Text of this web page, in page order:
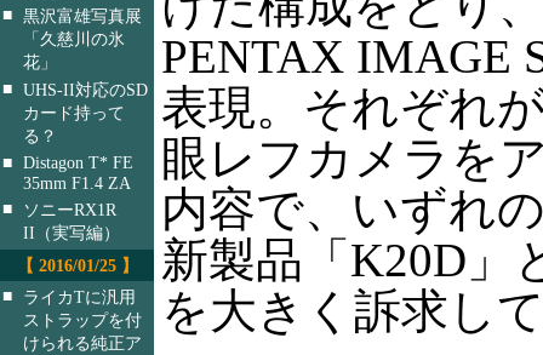
■ 黒沢富雄写真展
「久慈川の氷
花」
■ UHS-II対応のSD
カード持って
る？
■ Distagon T* FE
35mm F1.4 ZA
■
ソニーRX1R
II（実写編）
【 2016/01/25 】
■
ライカTに汎用
ストラップを付
けられる純正ア
PENTAX IMAGE
表現。それぞれ
眼レフカメラを
内容で、いずれ
新製品「K20D」
を大きく訴求し